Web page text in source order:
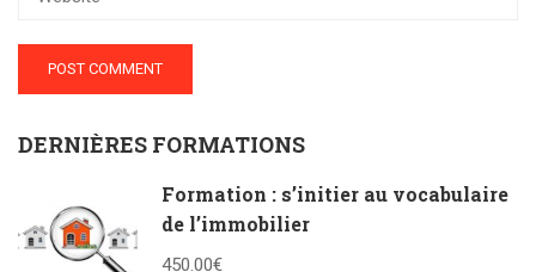
DERNIÈRES FORMATIONS
Formation : s’initier au vocabulaire
de l’immobilier
450.00€